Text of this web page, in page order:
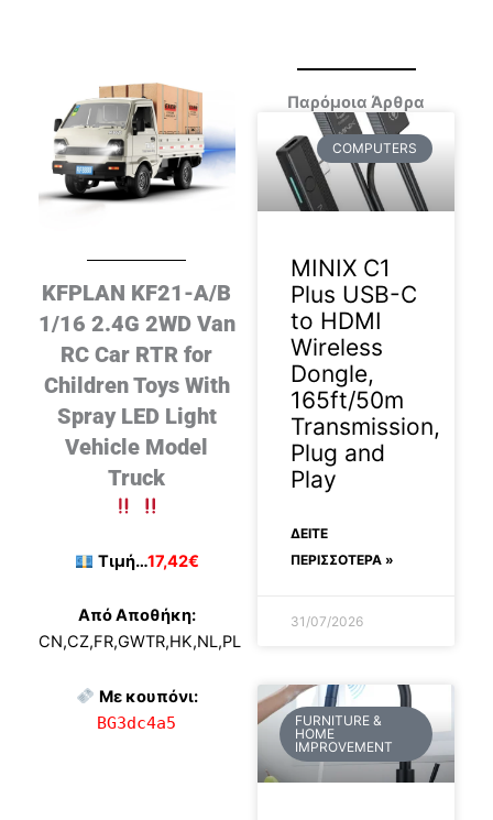
KFPLAN KF21-A/B
1/16 2.4G 2WD Van
RC Car RTR for
Children Toys With
Spray LED Light
Vehicle Model
Truck
Τιμή…17,42€
Από Αποθήκη:
CN,CZ,FR,GWTR,HK,NL,PL
Με κουπόνι:
BG3dc4a5
Παρόμοια Άρθρα
COMPUTERS
MINIX C1
Plus USB-C
to HDMI
Wireless
Dongle,
165ft/50m
Transmission,
Plug and
Play
ΔΕΊΤΕ
ΠΕΡΙΣΣΟΤΕΡΑ »
31/07/2026
FURNITURE &
HOME
IMPROVEMENT